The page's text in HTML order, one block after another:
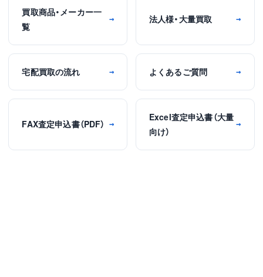
買取商品・メーカー一
覧
→ 法人様・大量買取 →
宅配買取の流れ → よくあるご質問 →
FAX査定申込書（PDF） →
Excel査定申込書（大量
向け）
→